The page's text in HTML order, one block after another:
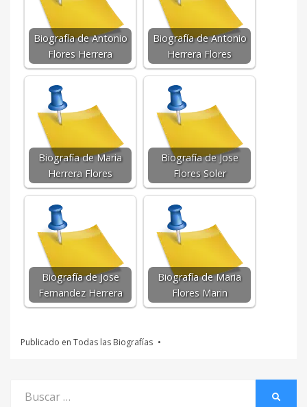
Biografía de Antonio
Flores Herrera
Biografía de Antonio
Herrera Flores
Biografía de Maria
Herrera Flores
Biografía de Jose
Flores Soler
Biografía de Jose
Fernandez Herrera
Biografía de Maria
Flores Marin
Publicado en Todas las Biografías